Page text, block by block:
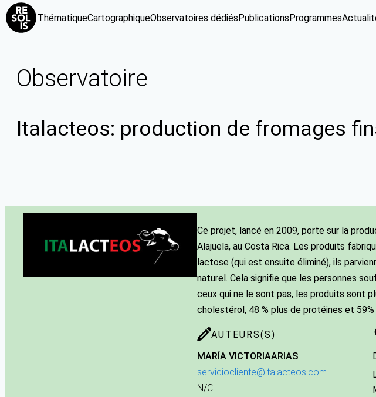
ThématiqueCartographiqueObservatoires dédiésPublicationsProgrammes
Observatoire
Italacteos: production de fromages
Ce projet, lancé en 2009, porte sur la
Alajuela, au Costa Rica. Les produits
lactose (qui est ensuite éliminé), ils
naturel. Cela signifie que les personnes
ceux qui ne le sont pas, les produits sont
cholestérol, 48 % plus de protéines et
AUTEURS(S)
MARÍA VICTORIAARIAS
serviciocliente@italacteos.com
N/C